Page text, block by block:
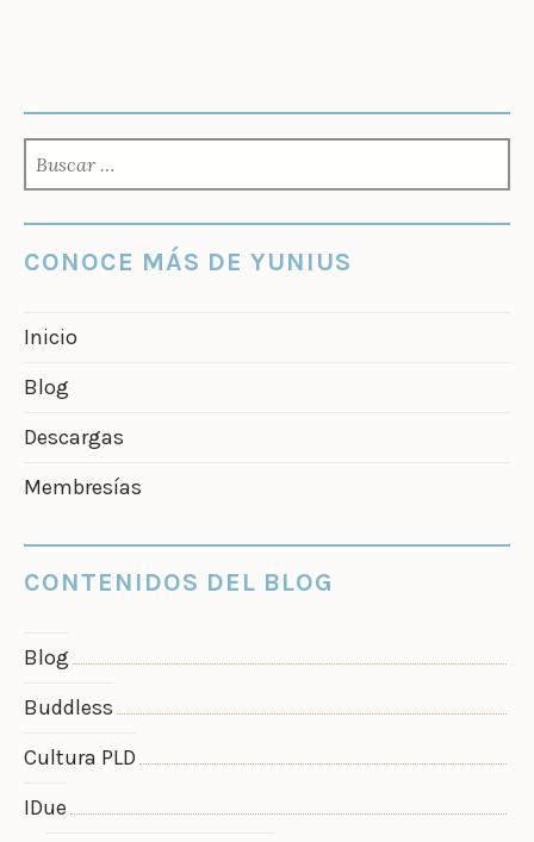
CONOCE MÁS DE YUNIUS
Inicio
Blog
Descargas
Membresías
CONTENIDOS DEL BLOG
Blog
Buddless
Cultura PLD
IDue